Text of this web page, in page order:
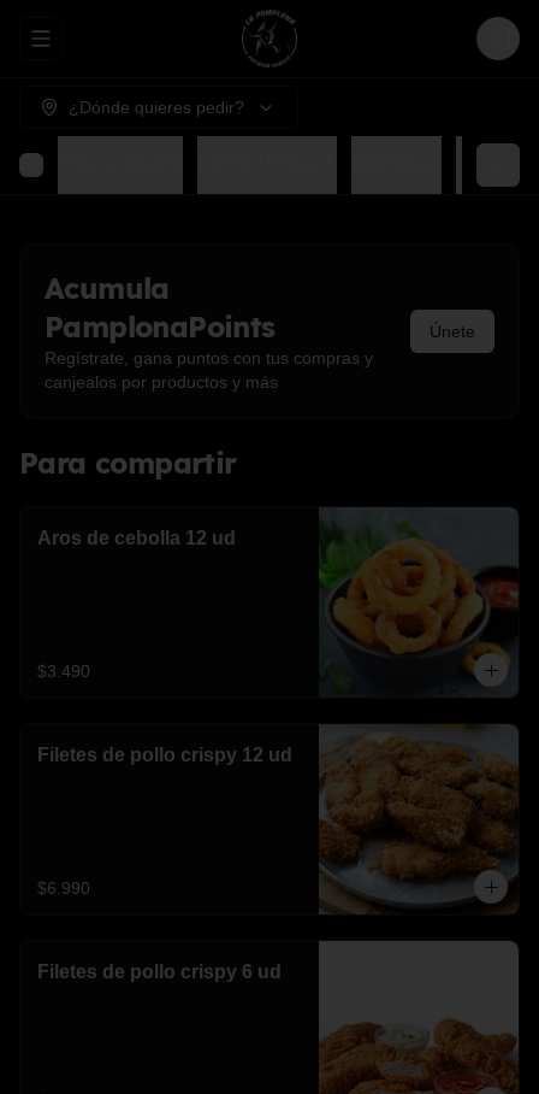
Abrir menu de navegación Login
¿Dónde quieres pedir?
Acumula
PamplonaPoints
Regístrate, gana puntos con tus compras y
canjealos por productos y más
Únete
Para compartir
Aros de cebolla 12 ud
$3.490
Filetes de pollo crispy 12 ud
$6.990
Filetes de pollo crispy 6 ud